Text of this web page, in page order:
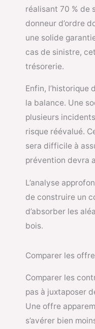
réalisant 70 % de
donneur d’ordre
une solide
cas de sinistre,
trésorerie.
Enfin, l’historique
la balance. Une
plusieurs
risque réévalué.
sera difficile à
prévention devra
L’analyse
de construire un
d’absorber les
bois.
Comparer les
Comparer les
pas à juxtaposer
Une offre
s’avérer bien